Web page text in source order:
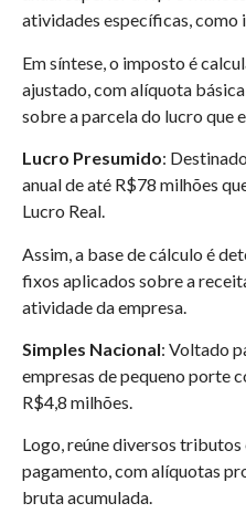
atividades específicas, como
Em síntese, o imposto é
ajustado, com alíquota
sobre a parcela do lucro que
Lucro Presumido:
anual de até R$78 milhões
Lucro Real.
Assim, a base de cálculo é
fixos aplicados sobre a
atividade da empresa.​
Simples Nacional: Voltado
empresas de pequeno porte
R$4,8 milhões.
Logo, reúne diversos tributos
pagamento, com alíquotas
bruta acumulada.